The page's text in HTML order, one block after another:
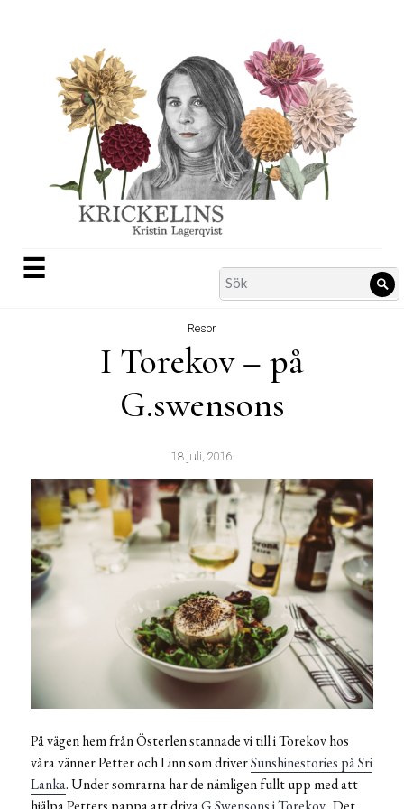
☰
Search
for:
Resor
I Torekov – på
G.swensons
18 juli, 2016
På vägen hem från Österlen stannade vi till i Torekov hos
våra vänner Petter och Linn som driverSunshinestories på Sri
Lanka. Under somrarna har de nämligen fullt upp med att